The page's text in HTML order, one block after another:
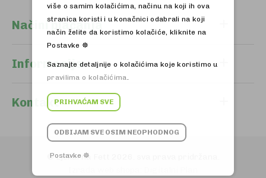
Načini plaćanja
Informacije
Kontakt
© Ljekarna Fett 2026. sva prava pridržana.
više o samim kolačićima, načinu na koji ih ova
stranica koristi i u konačnici odabrali na koji
način želite da koristimo kolačiće, kliknite na
Postavke ☸
Saznajte detaljnije o kolačićima koje koristimo u
pravilima o kolačićima.
PRIHVAĆAM SVE
ODBIJAM SVE OSIM NEOPHODNOG
Postavke ☸